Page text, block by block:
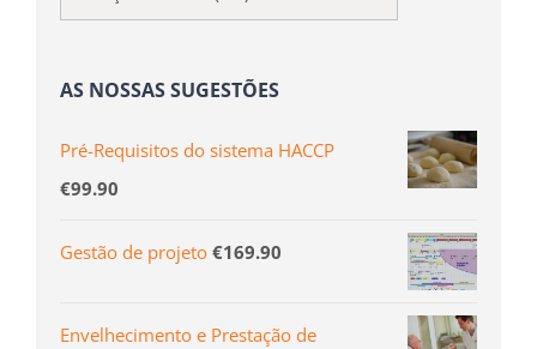
AS NOSSAS SUGESTÕES
Pré-Requisitos do sistema HACCP
€99.90
Gestão de projeto €169.90
Envelhecimento e Prestação de